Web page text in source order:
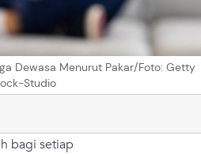
Dewasa Menurut Pakar/Foto: Getty
Studio
bagi setiap